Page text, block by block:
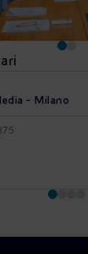
- Milano